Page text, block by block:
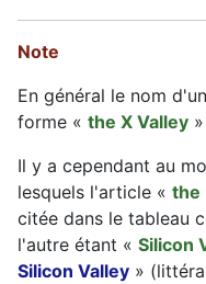
Note
En général le nom
forme « the X Valley
Il y a cependant au
lesquels l'article « the
citée dans le tableau
l'autre étant « Silicon
Silicon Valley »